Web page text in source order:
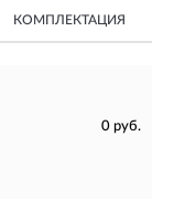
КОМПЛЕКТАЦИЯ
0 руб.